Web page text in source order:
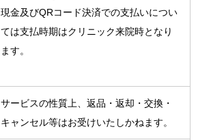
現金及びQRコード決済での支払いについ
ては支払時期はクリニック来院時となり
ます。
サービスの性質上、返品・返却・交換・
キャンセル等はお受けいたしかねます。